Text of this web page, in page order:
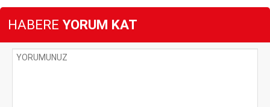
HABERE YORUM KAT